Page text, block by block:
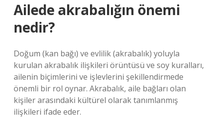
Ailede akrabalığın önemi
nedir?
Doğum (kan bağı) ve evlilik (akrabalık) yoluyla
kurulan akrabalık ilişkileri örüntüsü ve soy kuralları,
ailenin biçimlerini ve işlevlerini şekillendirmede
önemli bir rol oynar. Akrabalık, aile bağları olan
kişiler arasındaki kültürel olarak tanımlanmış
ilişkileri ifade eder.